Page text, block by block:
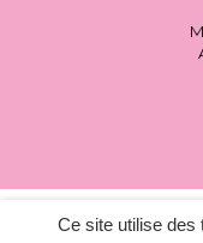
Ce site utilise des